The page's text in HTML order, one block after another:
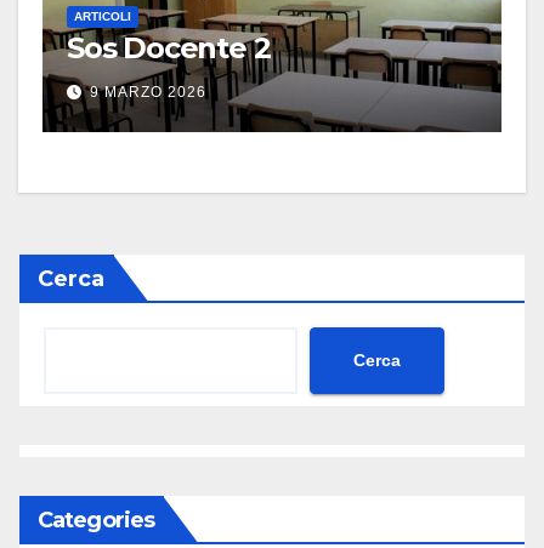
ARTICOLI
Sos Docente 2
9 MARZO 2026
Cerca
Cerca
Categories